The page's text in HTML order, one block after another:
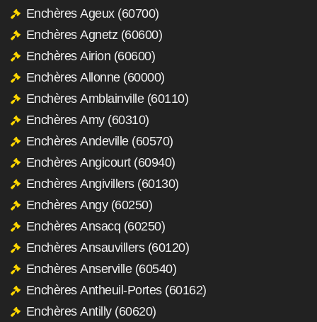
Enchères Ageux (60700)
Enchères Agnetz (60600)
Enchères Airion (60600)
Enchères Allonne (60000)
Enchères Amblainville (60110)
Enchères Amy (60310)
Enchères Andeville (60570)
Enchères Angicourt (60940)
Enchères Angivillers (60130)
Enchères Angy (60250)
Enchères Ansacq (60250)
Enchères Ansauvillers (60120)
Enchères Anserville (60540)
Enchères Antheuil-Portes (60162)
Enchères Antilly (60620)